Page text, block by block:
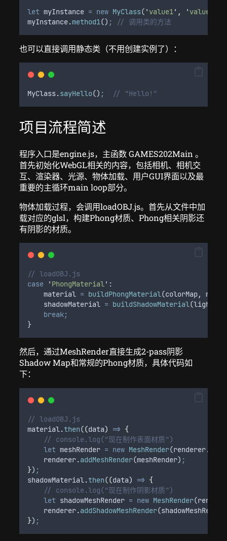
let myInstance = new MyClass( ' value1' , ' value2
myInstance.method1() ; // 调用类的方法
也可以直接调用静态类（不用创建实例了）：
MyClass.sayHello() ; // "Hello!"
项目流程简述
程序入口是engine.js，主函数 GAMES202Main 。
首先初始化WebGL相关的内容，包括相机、相机交
互、渲染器、光源、物体加载、用户GUI界面以及最
重要的主循环main loop部分。
物体加载过程，会调用loadOBJ.js。首先从文件中加
载对应的glsl，构建Phong材质、Phong相关阴影还
有阴影的材质。
// loadOBJ.js
case
' PhongMaterial' :
material = buildPhongMaterial(colorMap, mat
shadowMaterial = buildShadowMaterial(light
break;
}
然后，通过MeshRender直接生成2-pass阴影
Shadow Map和常规的Phong材质，具体代码如
下：
// loadOBJ.js
material.then((data) => {
// console.log("现在制作表面材质")
let meshRender = new MeshRender(renderer.
renderer.addMeshRender(meshRender) ;
}) ;
shadowMaterial.then((data) => {
// console.log("现在制作阴影材质")
let shadowMeshRender = new MeshRender(
renderer.addShadowMeshRender(shadowMeshRender
}) ;